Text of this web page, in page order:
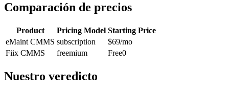
Comparación de precios
Product Pricing Model Starting Price
eMaint CMMS subscription $69/mo
Fiix CMMS
freemium Free0
Nuestro veredicto